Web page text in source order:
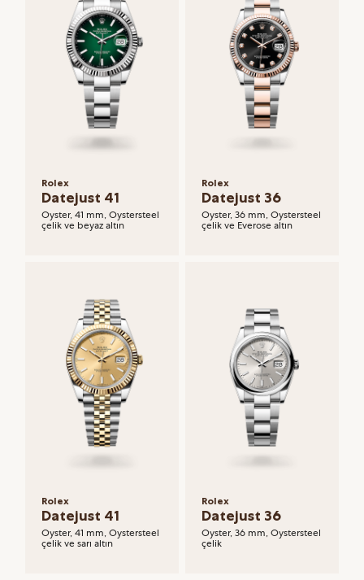
Rolex
Datejust 41
Oyster, 41 mm, Oystersteel
çelik ve beyaz altın
Rolex
Datejust 36
Oyster, 36 mm, Oystersteel
çelik ve Everose altın
Rolex
Datejust 41
Oyster, 41 mm, Oystersteel
çelik ve sarı altın
Rolex
Datejust 36
Oyster, 36 mm, Oystersteel
çelik